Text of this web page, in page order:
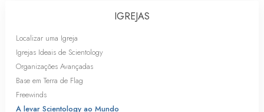
IGREJAS
Localizar uma Igreja
Igrejas Ideais de Scientology
Organizações Avançadas
Base em Terra de Flag
Freewinds
A levar Scientology ao Mundo